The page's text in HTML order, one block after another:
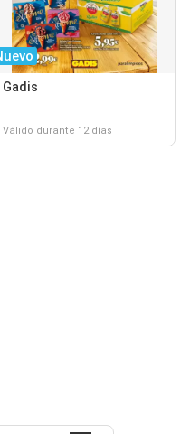
Gadis
Válido durante 12 días